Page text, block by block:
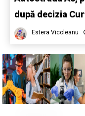
după decizia
Estera Vicoleanu